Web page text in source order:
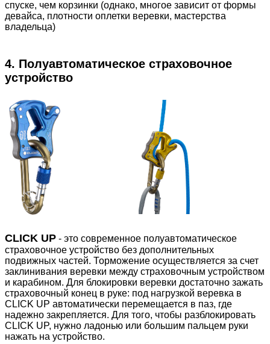
спуске, чем корзинки (однако, многое зависит от формы
девайса, плотности оплетки веревки, мастерства
владельца)
4. Полуавтоматическое страховочное
устройство
CLICK UP - это современное полуавтоматическое
страховочное устройство без дополнительных
подвижных частей. Торможение осуществляется за счет
заклинивания веревки между страховочным устройством
и карабином. Для блокировки веревки достаточно зажать
страховочный конец в руке: под нагрузкой веревка в
CLICK UP автоматически перемещается в паз, где
надежно закрепляется. Для того, чтобы разблокировать
CLICK UP, нужно ладонью или большим пальцем руки
нажать на устройство.